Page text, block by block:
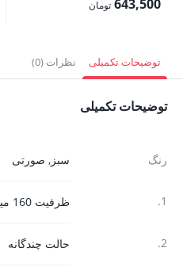
643,500 تومان
643,500 تومان.
توضیحات تکمیلی نظرات (0)
توضیحات تکمیلی
رنگ سبز , صورتی
1. ظرفیت 160 میلی لیتر
2. حالت چندگانه